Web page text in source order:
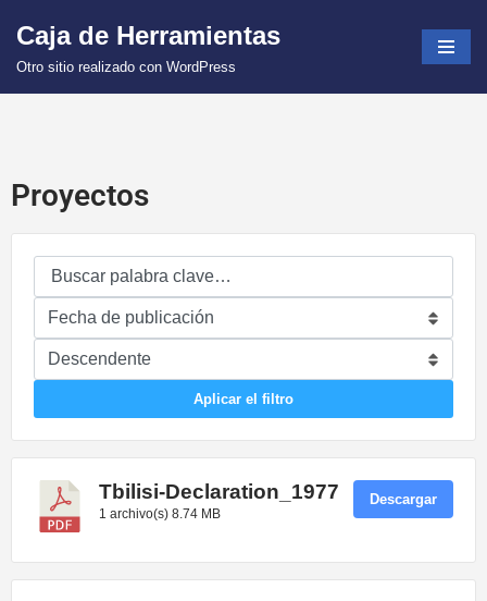
Saltar
Caja de Herramientas
Otro sitio realizado con WordPress
Proyectos
Aplicar el filtro
Tbilisi-Declaration_1977
1 archivo(s) 8.74 MB
Descargar